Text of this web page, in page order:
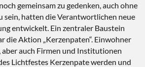
gemeinsam zu gedenken, auch ohne
sein, hatten die Verantwortlichen neue
entwickelt. Ein zentraler Baustein
die Aktion „Kerzenpaten“. Einwohner
aber auch Firmen und Institutionen
Lichtfestes Kerzenpate werden und